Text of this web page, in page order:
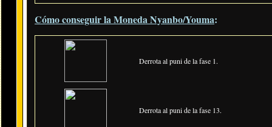
Cómo conseguir la Moneda Nyanbo/Youma:
Derrota al puni de la fase 1.
Derrota al puni de la fase 13.